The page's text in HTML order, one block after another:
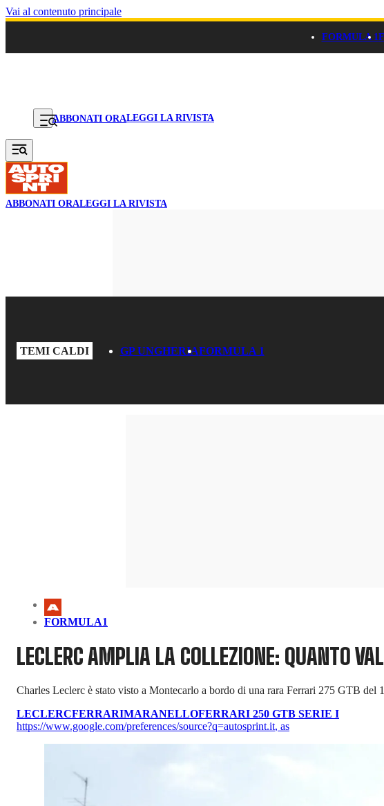
Vai al contenuto principale
FORMULA 1
ABBONATI ORALEGGI LA RIVISTA
ABBONATI ORALEGGI LA RIVISTA
TEMI CALDI GP UNGHERIAFORMULA 1
FORMULA1
LECLERC AMPLIA LA COLLEZIONE: QUANTO
Charles Leclerc è stato visto a Montecarlo a bordo di una rara Ferrari 275 GTB del
LECLERCFERRARIMARANELLOFERRARI 250 GTB SERIE I
https://www.google.com/preferences/source?q=autosprint.it, as